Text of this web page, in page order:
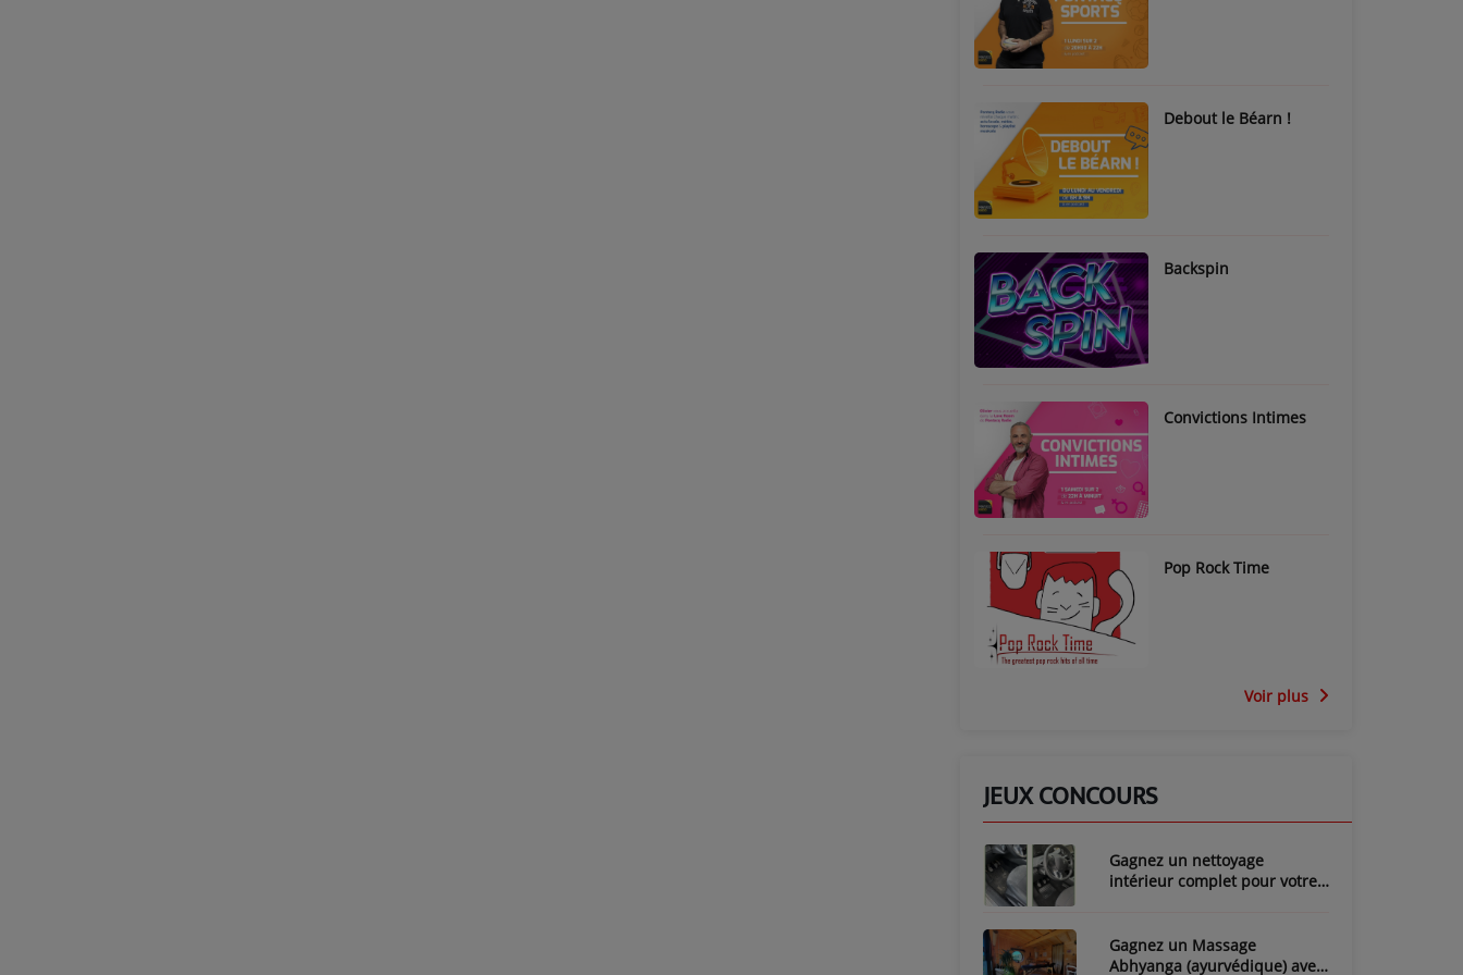
Debout le Béarn !
Backspin
Convictions Intimes
Pop Rock Time
Voir plus
JEUX CONCOURS
Gagnez un nettoyage
intérieur complet pour votre
Gagnez un Massage
Abhyanga (ayurvédique) avec